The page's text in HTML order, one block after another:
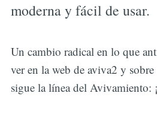
moderna y fácil de usar.
Un cambio radical en lo que
ver en la web de aviva2 y
sigue la línea del Avivamiento: